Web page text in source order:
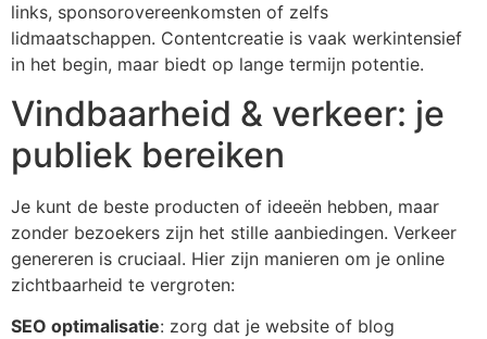
links, sponsorovereenkomsten of zelfs
lidmaatschappen. Contentcreatie is vaak werkintensief
in het begin, maar biedt op lange termijn potentie.
Vindbaarheid & verkeer: je
publiek bereiken
Je kunt de beste producten of ideeën hebben, maar
zonder bezoekers zijn het stille aanbiedingen. Verkeer
genereren is cruciaal. Hier zijn manieren om je online
zichtbaarheid te vergroten:
SEO optimalisatie: zorg dat je website of blog